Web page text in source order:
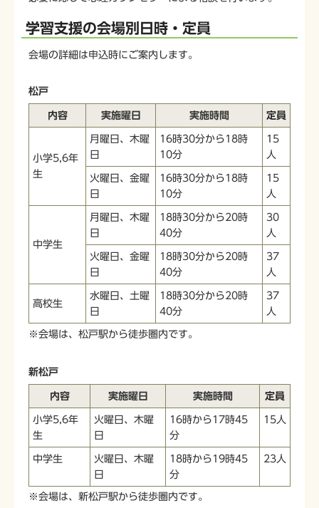
学習支援の会場別日時・定員
会場の詳細は申込時にご案内します。
松戸
内容 実施曜日 実施時間 定員
小学5,6年
生
月曜日、木曜
日
16時30分から18時
10分
15
人
火曜日、金曜
日
16時30分から18時
10分
15
人
中学生
月曜日、木曜
日
18時30分から20時
40分
30
人
火曜日、金曜
日
18時30分から20時
40分
37
人
高校生
水曜日、土曜
日
18時30分から20時
40分
37
人
※会場は、松戸駅から徒歩圏内です。
新松戸
内容 実施曜日 実施時間 定員
小学5,6年
生
火曜日、木曜
日
16時から17時45
分
15人
中学生
火曜日、木曜
日
18時から19時45
分
23人
※会場は、新松戸駅から徒歩圏内です。